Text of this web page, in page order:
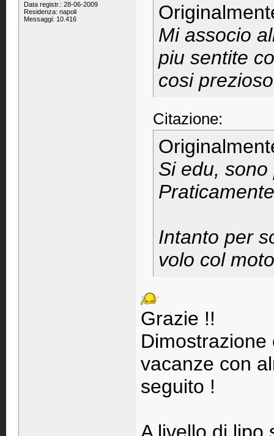
Data registr.: 28-06-2009
Residenza: napoli
Messaggi: 10.416
Mi associo
piu sentite
cosi
Citazione:
Si edu,
Intanto per
volo col
Grazie !!
vacanze con
seguito !